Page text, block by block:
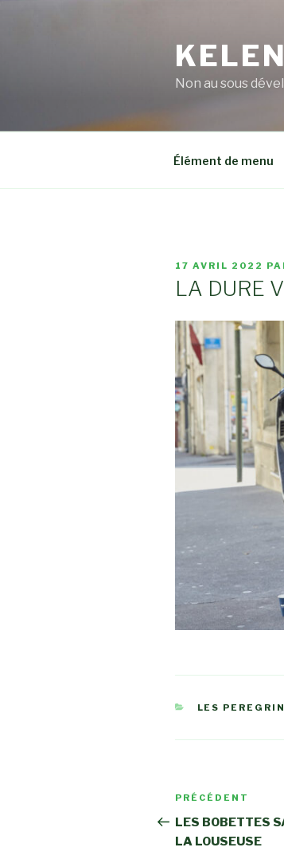
Non au sous
Élément de menu
PUBLIÉ
17 AVRIL 2022
LA DURE
CATÉGORIES
LES
Navigation
de
l’article
Article
précédent
PRÉCÉDENT
LES BOBETTES
LA LOUSEUSE